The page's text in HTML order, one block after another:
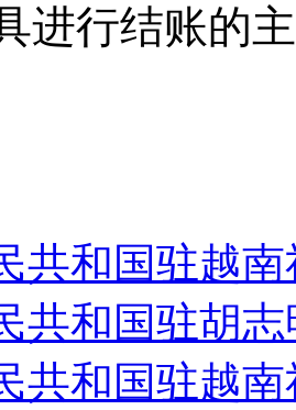
进行结账的
共和国驻越
共和国驻胡
共和国驻越